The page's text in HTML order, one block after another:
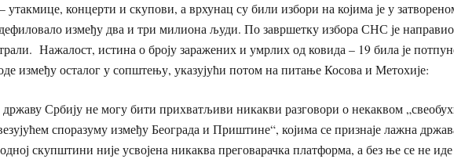
утакмице, концерти и скупови, а врхунац су били избори на којима је у
између два и три милиона људи. По завршетку избора СНС је
Нажалост, истина о броју заражених и умрлих од ковида – 19 била је
између осталог у сопштењу, указујући потом на питање Косова и Метохије:
државу Србију не могу бити прихватљиви никакви разговори о некаквом
споразуму између Београда и Приштине“, којима се признаје лажна
скупштини није усвојена никаква преговарачка платформа, а без ње се не